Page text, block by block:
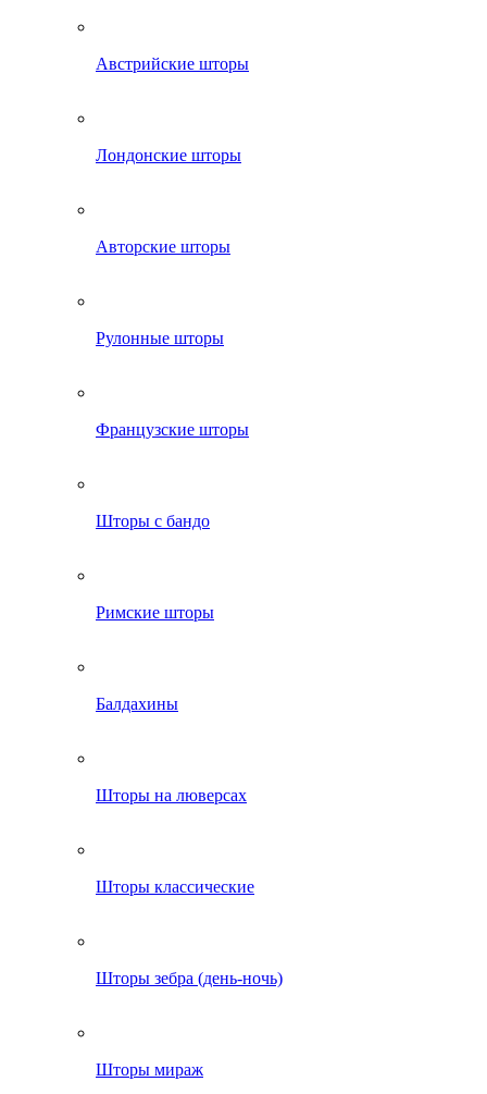
Австрийские шторы
Лондонские шторы
Авторские шторы
Рулонные шторы
Французские шторы
Шторы с бандо
Римские шторы
Балдахины
Шторы на люверсах
Шторы классические
Шторы зебра (день-ночь)
Шторы мираж